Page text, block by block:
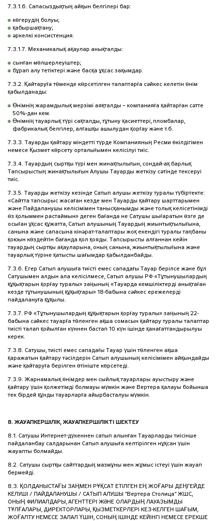
7.3.1.6. Сапасыздықтың айқын белгілері бар:
көгерудің болуы;
қабыршақтану;
әркелкі консистенция.
7.3.1.7. Механикалық ақаулар анықталды:
сынған мөлшерлеуіштер;
бұрап алу тетіктері және басқа ұқсас зақымдар.
7.3.2. Қайтаруға төменде көрсетілген талаптарға сәйкес келетін өнім
қабылданады:
Өнімнің жарамдылық мерзімі аяқталды – компанияға қайтарған сәтте
50%-дан кем.
Өнімнің тауарлық түрі сақталды, тұтыну қасиеттері, пломбалар,
фабрикалық белгілер, алғашқы ашылудан қорғау және т.б.
7.3.3. Тауарды қайтару міндетті түрде Компанияның Ресми өкілдігімен
немесе Қызмет көрсету орталығымен келісілуі тиіс.
7.3.4. Тауардың сыртқы түрі мен жинақтылығын, сондай-ақ барлық
Тапсырыстың жинақтылығын Алушы Тауарды жеткізу сәтінде тексеруі
тиіс.
7.3.5. Тауарды жеткізу кезінде Сатып алушы жеткізу туралы түбіртекте:
«Сайтта тапсырыс жасаған кезде мен Тауарды қайтару шарттарымен
және Пайдаланушы келісімімен танысқанымды және толық келісетінімді
өз қолыммен растаймын» деген бағанда не Сатушы шығаратын өзге де
осыған ұқсас құжатта, Сатып алушының Тауардың жиынтықтылығына,
санына және сапасына кінәрат-талаптары жоқ екендігі туралы таңбаны
қоюын көздейтін бағанда қол қояды. Тапсырысты алғаннан кейін
тауардың сыртқы ақауларына, оның санына, жиынтықтылығына және
тауарлық түріне қатысты шағымдар қабылданбайды.
7.3.6. Егер Сатып алушыға тиісті емес сападағы Тауар берілсе және бұл
Сатушымен алдын ала келісілмесе, Сатып алушы РФ «Тұтынушылардың
құқықтарын қорғау туралы» заңының «Тауарда кемшіліктерді анықтаған
кезде тұтынушының құқықтары» 18-бабына сәйкес ережелерді
пайдалануға құқылы.
7.3.7. РФ «Тұтынушылардың құқықтарын қорғау туралы» заңының 22-
бабына сәйкес тауарға төленген ақша сомасын қайтару туралы талаптар
тиісті талап қойылған күннен бастап 10 күн ішінде қанағаттандырылуы
керек.
7.3.8. Сатушы, тиісті емес сападағы Тауар үшін төленген ақша
қаражатын қайтару тәсілдерін Сатып алушының келісімімен айқындайды
және қайтаруға берілген өтініште көрсетеді.
7.3.9. Жарнамалық өнімдер мен сыйлық тауарлары ауыстыру және
қайтару үшін қолжетімді болмауы мүмкін және Вертера қалауы бойынша
тек бірдей құнды тауарларға айырбасталуы мүмкін.
8. ЖАУАПКЕРШІЛІК, ЖАУАПКЕРШІЛІКТІ ШЕКТЕУ
8.1. Сатушы Интернет-дүкеннен сатып алынған Тауарларды тиісінше
пайдаланбау салдарынан Сатып алушыға келтірілген нұқсан үшін
жауапты болмайды.
8.2. Сатушы сыртқы сайттардың мазмұны мен жұмыс істеуі үшін жауап
бермейді.
8.3. ҚОЛДАНЫСТАҒЫ ЗАҢМЕН РҰҚСАТ ЕТІЛГЕН ЕҢ ЖОҒАРЫ ДЕҢГЕЙДЕ
КЕЛУШІ / ПАЙДАЛАНУШЫ / САТЫП АЛУШЫ "Вертера Столица" ЖШС,
ОНЫҢ ФИЛИАЛДАРЫ, АГЕНТТЕРІ ЖӘНЕ ОЛАРДЫҢ ЛАУАЗЫМДЫ
ТҰЛҒАЛАРЫ, ДИРЕКТОРЛАРЫ, ҚЫЗМЕТКЕРЛЕРІ КЕЗ-КЕЛГЕН ШАҒЫМ,
ЖОҒАЛТУ НЕМЕСЕ ЗАЛАЛ ҮШІН, СОНЫҢ ІШІНДЕ КЕЙІНГІ НЕМЕСЕ ЕРЕКШЕ